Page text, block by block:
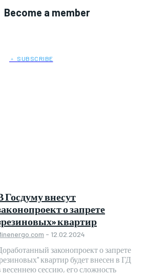
Become a member
﹢ SUBSCRIBE
Госдуму внесут
о запрете
квартир
- 12.02.2024
законопроект о запрете
квартир будет внесен в ГД
весеннею сессию, его сложность